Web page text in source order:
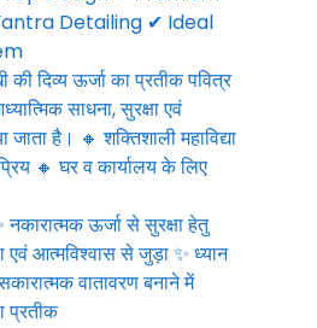
Detailing ✔ Ideal
की दिव्य ऊर्जा का प्रतीक पवित्र
साधना, सुरक्षा एवं
है। 🔸 शक्तिशाली महाविद्या
🔸 घर व कार्यालय के लिए
ऊर्जा से सुरक्षा हेतु
एवं आत्मविश्वास से जुड़ा ✨ ध्यान
वातावरण बनाने में
प्रतीक